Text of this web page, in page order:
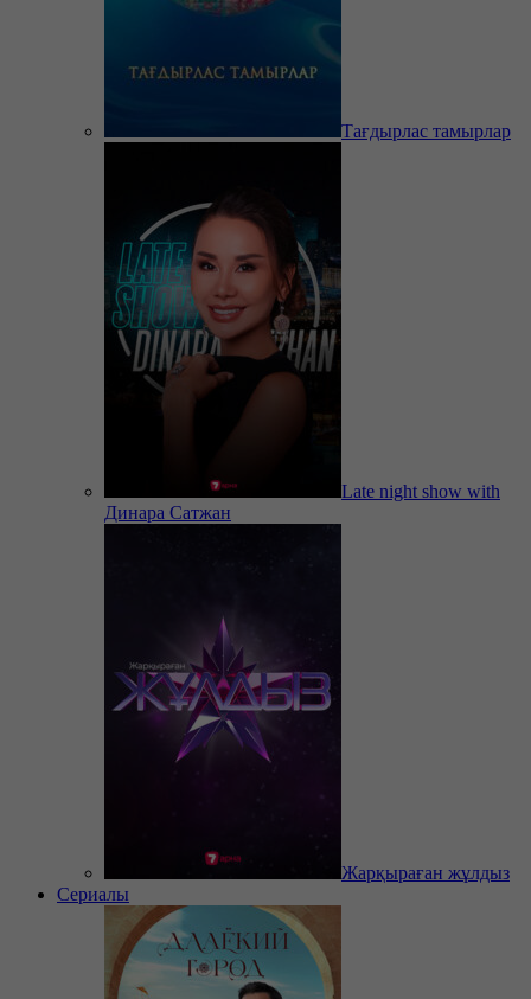
Тағдырлас тамырлар
Late night show with
Динара Сатжан
Жарқыраған жұлдыз
Сериалы